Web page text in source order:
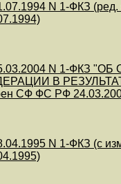
N 1-ФКЗ
N 1-ФКЗ
В
СФ ФС РФ
N 1-ФКЗ (с